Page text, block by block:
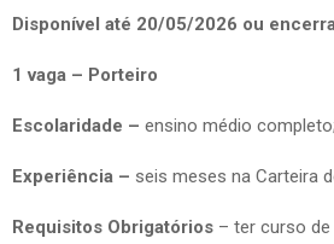
Disponível até 20/05/2026 ou
1 vaga – Porteiro
Escolaridade – ensino médio completo;
Experiência – seis meses na Carteira
Requisitos Obrigatórios – ter curso de